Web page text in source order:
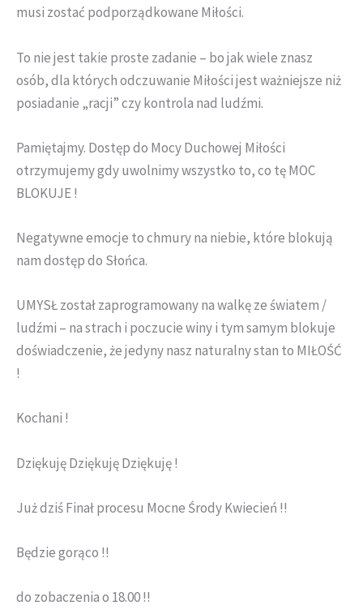
musi zostać podporządkowane Miłości.
To nie jest takie proste zadanie – bo jak wiele znasz
osób, dla których odczuwanie Miłości jest ważniejsze niż
posiadanie „racji” czy kontrola nad ludźmi.
Pamiętajmy. Dostęp do Mocy Duchowej Miłości
otrzymujemy gdy uwolnimy wszystko to, co tę MOC
BLOKUJE !
Negatywne emocje to chmury na niebie, które blokują
nam dostęp do Słońca.
UMYSŁ został zaprogramowany na walkę ze światem /
ludźmi – na strach i poczucie winy i tym samym blokuje
doświadczenie, że jedyny nasz naturalny stan to MIŁOŚĆ
!
Kochani !
Dziękuję Dziękuję Dziękuję !
Już dziś Finał procesu Mocne Środy Kwiecień !!
Będzie gorąco !!
do zobaczenia o 18.00 !!